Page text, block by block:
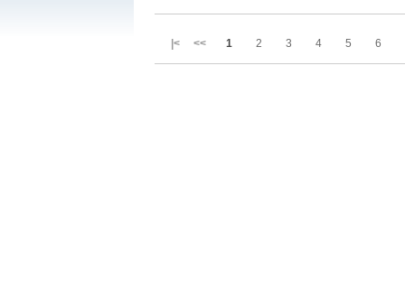
|< << 1 2 3 4 5 6